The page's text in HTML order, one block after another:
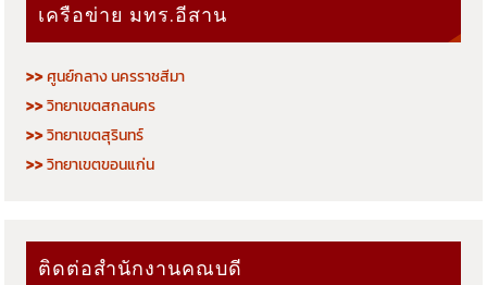
เครือข่าย มทร.อีสาน
>>ศูนย์กลาง นครราชสีมา
>>วิทยาเขตสกลนคร
>>วิทยาเขตสุรินทร์
>>วิทยาเขตขอนแก่น
ติดต่อสำนักงานคณบดี